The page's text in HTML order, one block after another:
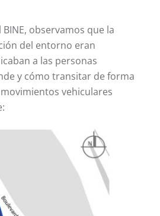
observamos que la
del entorno eran
a las personas
y cómo transitar de forma
vehiculares